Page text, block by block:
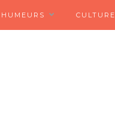
HUMEURS CULTURE